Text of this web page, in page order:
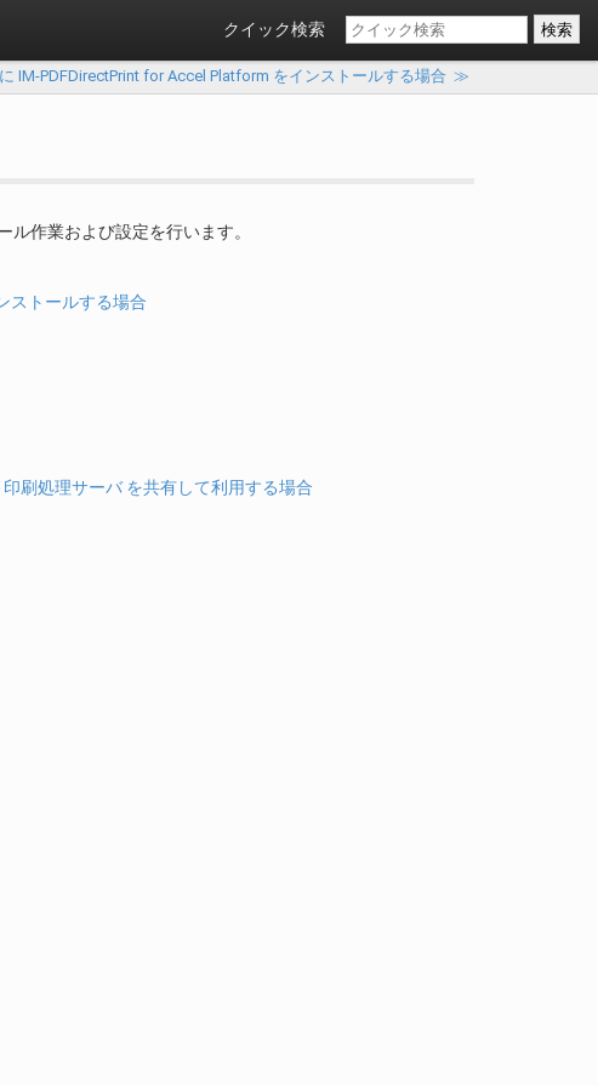
クイック検索
IM-PDFDirectPrint for Accel Platform をインストールする場合 ≫
作業および設定を行います。
ストールする場合
刷処理サーバ を共有して利用する場合